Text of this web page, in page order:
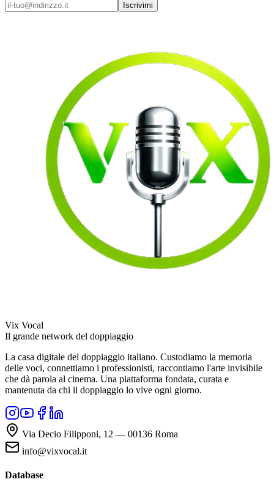
Iscrivimi
Vix Vocal
Il grande network del doppiaggio
La casa digitale del doppiaggio italiano. Custodiamo la memoria
delle voci, connettiamo i professionisti, raccontiamo l'arte invisibile
che dà parola al cinema. Una piattaforma fondata, curata e
mantenuta da chi il doppiaggio lo vive ogni giorno.
Via Decio Filipponi, 12 — 00136 Roma
info@vixvocal.it
Database